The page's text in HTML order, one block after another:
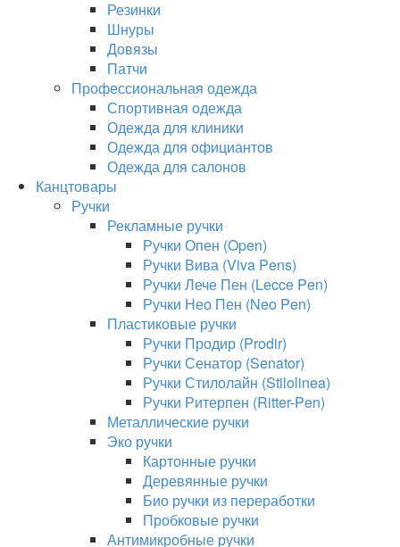
Резинки
Шнуры
Довязы
Патчи
Профессиональная одежда
Спортивная одежда
Одежда для клиники
Одежда для официантов
Одежда для салонов
Канцтовары
Ручки
Рекламные ручки
Ручки Опен (Open)
Ручки Вива (Viva Pens)
Ручки Лече Пен (Lecce Pen)
Ручки Нео Пен (Neo Pen)
Пластиковые ручки
Ручки Продир (Prodir)
Ручки Сенатор (Senator)
Ручки Стилолайн (Stilolinea)
Ручки Ритерпен (Ritter-Pen)
Металлические ручки
Эко ручки
Картонные ручки
Деревянные ручки
Био ручки из переработки
Пробковые ручки
Антимикробные ручки